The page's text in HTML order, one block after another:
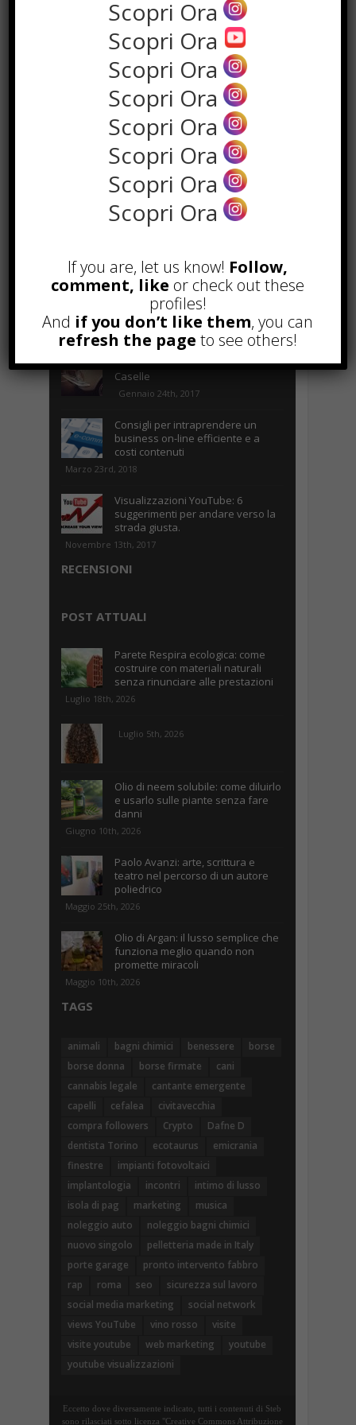
Novembre 22nd, 2016
Comprare visite YouTube: i 5
vantaggi TOP!
Novembre 2nd, 2017
Parcheggiare low-cost a Torino
Caselle
Gennaio 24th, 2017
Consigli per intraprendere un
business on-line efficiente e a
costi contenuti
Marzo 23rd, 2018
Visualizzazioni YouTube: 6
suggerimenti per andare verso la
strada giusta.
Novembre 13th, 2017
RECENSIONI
POST ATTUALI
Parete Respira ecologica: come
costruire con materiali naturali
senza rinunciare alle prestazioni
Luglio 18th, 2026
Luglio 5th, 2026
Olio di neem solubile: come diluirlo
e usarlo sulle piante senza fare
danni
Giugno 10th, 2026
Paolo Avanzi: arte, scrittura e
teatro nel percorso di un autore
poliedrico
Maggio 25th, 2026
Olio di Argan: il lusso semplice che
funziona meglio quando non
promette miracoli
Maggio 10th, 2026
TAGS
animali bagni chimici benessere
borse
borse donna
borse firmate
cani
cannabis legale
cantante emergente
capelli
cefalea
civitavecchia
compra followers
Crypto
Dafne D
dentista Torino
ecotaurus
emicrania
finestre
impianti fotovoltaici
implantologia
incontri
intimo di lusso
isola di pag
marketing
musica
noleggio auto
noleggio bagni chimici
nuovo singolo
pelletteria made in Italy
porte garage
pronto intervento fabbro
rap
roma seo
sicurezza sul lavoro
social media marketing
social network
views YouTube
vino rosso
visite
visite youtube
web marketing
youtube
youtube visualizzazioni
Eccetto dove diversamente indicato, tutti i contenuti di Steb
sono rilasciati sotto licenza "Creative Commons Attribuzione
Scopri Ora
Scopri Ora
Scopri Ora
Scopri Ora
Scopri Ora
Scopri Ora
Scopri Ora
Scopri Ora
If you are, let us know! Follow,
comment, like or check out these
profiles!
And if you don’t like them, you can
refresh the page to see others!